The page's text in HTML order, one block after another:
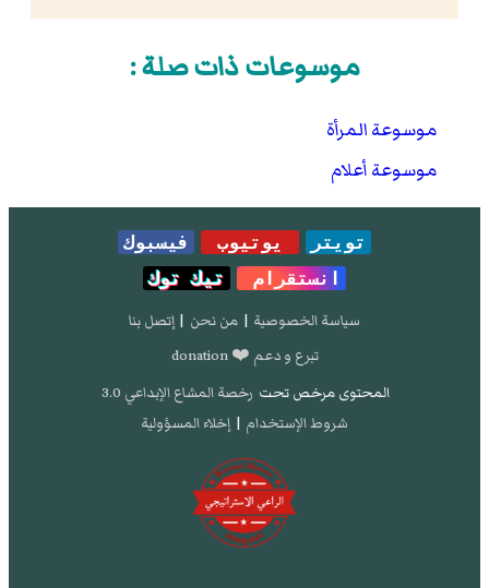
موسوعات ذات صلة :
موسوعة المرأة
موسوعة أعلام
تويتر يوتيوب
فيسبوك
انستقرام
تيك توك
سياسة الخصوصية | من نحن | إتصل بنا
تبرع و دعم ❤️ donation
المحتوى مرخص تحت رخصة المشاع الإبداعي 3.0
شروط الإستخدام | إخلاء المسؤولية